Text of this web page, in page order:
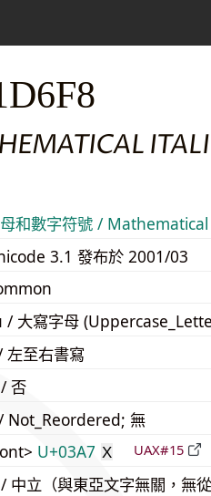
和數字符號 /
3.1 發布於 2001/03
/ 大寫字母
左至右書寫
否
Not_Reordered; 無
U+03A7 Χ UAX#15
中立（與東亞文字無關，無從